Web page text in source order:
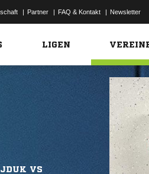
| Partner | FAQ & Kontakt | Newsletter
LIGEN
VS